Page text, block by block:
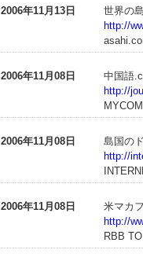
2006年11月13日
世界の
http://
2006年11月08日
中国語
http://
2006年11月08日
島国の
http://
2006年11月08日
米マカ
http://
RBB